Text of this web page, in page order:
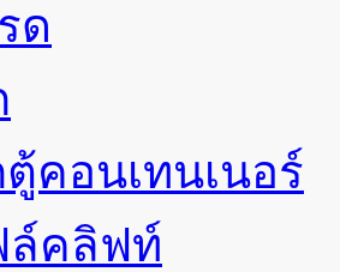
ด
คอนเทนเนอร์
ล์คลิฟท์